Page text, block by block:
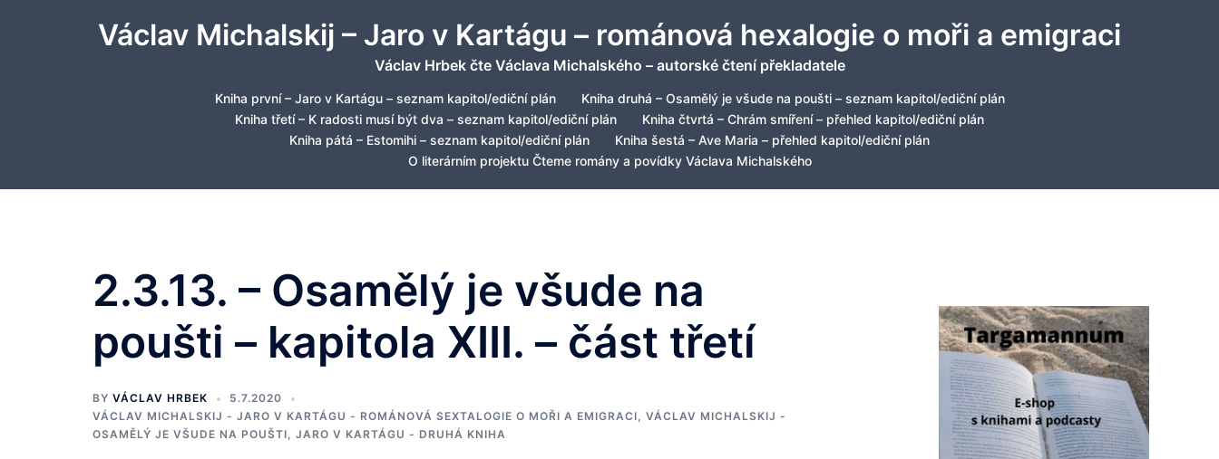
Václav Michalskij – Jaro v Kartágu – románová hexalogie o moři a emigraci
Václav Hrbek čte Václava Michalského – autorské čtení překladatele
Kniha první – Jaro v Kartágu – seznam kapitol/ediční plán
Kniha druhá – Osamělý je všude na poušti – seznam kapitol/ediční plán
Kniha třetí – K radosti musí být dva – seznam kapitol/ediční plán
Kniha čtvrtá – Chrám smíření – přehled kapitol/ediční plán
Kniha pátá – Estomihi – seznam kapitol/ediční plán
Kniha šestá – Ave Maria – přehled kapitol/ediční plán
O literárním projektu Čteme romány a povídky Václava Michalského
2.3.13. – Osamělý je všude na
poušti – kapitola XIII. – část třetí
BY VÁCLAV HRBEK
5.7.2020
VÁCLAV MICHALSKIJ - JARO V KARTÁGU - ROMÁNOVÁ SEXTALOGIE O MOŘI A EMIGRACI, VÁCLAV MICHALSKIJ -
OSAMĚLÝ JE VŠUDE NA POUŠTI, JARO V KARTÁGU - DRUHÁ KNIHA